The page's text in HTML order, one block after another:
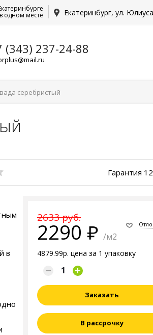
Екатеринбург, ул.
одном месте
(343) 237-24-88
серебристый
Гарантия
2633 руб.
2290 /м2
4879.99р. цена за 1 упаковку
Заказать
В рассрочку
в